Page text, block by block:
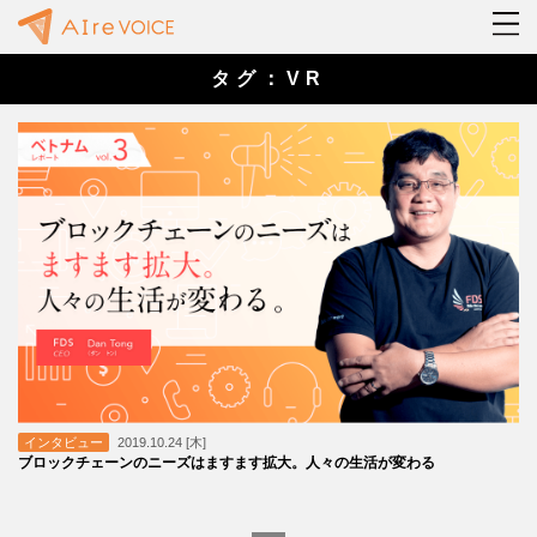
タグ：VR
インタビュー 2019.10.24 [木]
ブロックチェーンのニーズはますます拡大。人々の生活が変わる